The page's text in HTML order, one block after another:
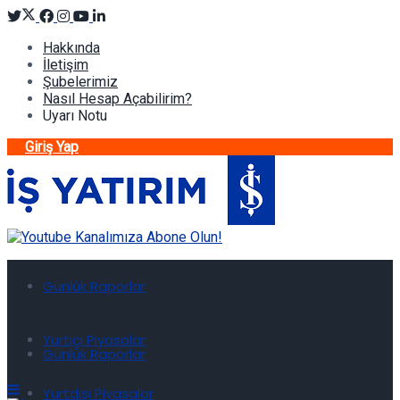
Hakkında
İletişim
Şubelerimiz
Nasıl Hesap Açabilirim?
Uyarı Notu
Giriş Yap
Günlük Raporlar
Yurtiçi Piyasalar
Yurtdışı Piyasalar
Günlük Raporlar